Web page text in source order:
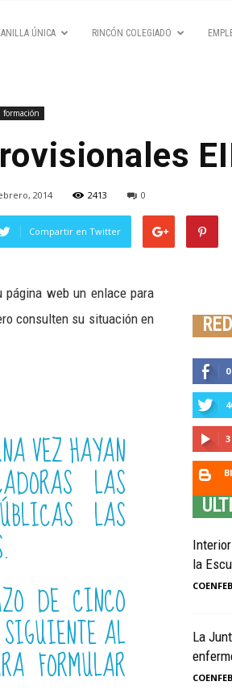
ÚNICA RINCÓN COLEGIADO
formación
2014 2413 0
Compartir en Twitter
web un enlace para
consulten su situación en
VEZ HAYAN
LAS
LAS
DE CINCO
AL
FORMULAR
0
3
la
La